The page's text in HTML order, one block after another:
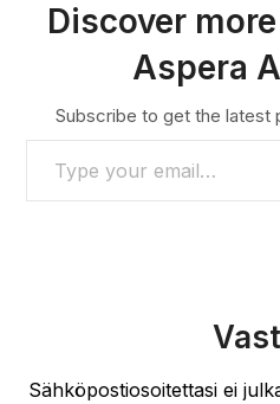
Discover
Aspera
Subscribe to get the latest
TYPE YOUR EMAIL…
Sähköpostiosoitettasi ei